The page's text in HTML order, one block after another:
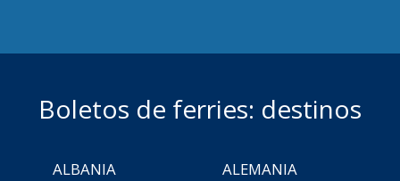
Boletos de ferries: destinos
ALBANIA
ALEMANIA